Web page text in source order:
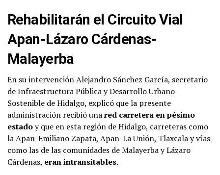
Rehabilitarán el Circuito Vial
Apan-Lázaro Cárdenas-
Malayerba
En su intervención Alejandro Sánchez García, secretario
de Infraestructura Pública y Desarrollo Urbano
Sostenible de Hidalgo, explicó que la presente
administración recibió unared carretera en pésimo
estadoy que en esta región de Hidalgo, carreteras como
la Apan-Emiliano Zapata, Apan-La Unión, Tlaxcala y vías
como las de las comunidades de Malayerba y Lázaro
Cárdenas, eran intransitables.